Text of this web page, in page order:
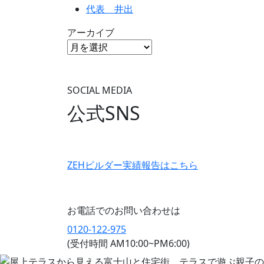
代表 井出
アーカイブ
SOCIAL MEDIA
公式SNS
ZEHビルダー実績報告はこちら
お電話でのお問い合わせは
0120-122-975
(受付時間 AM10:00~PM6:00)